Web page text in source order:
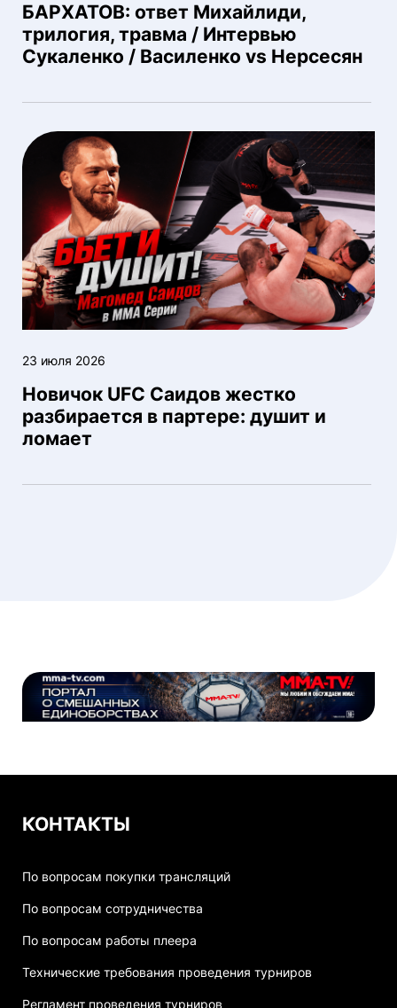
БАРХАТОВ: ответ Михайлиди,
трилогия, травма / Интервью
Сукаленко / Василенко vs Нерсесян
23 июля 2026
Новичок UFC Саидов жестко
разбирается в партере: душит и
ломает
КОНТАКТЫ
По вопросам покупки трансляций
По вопросам сотрудничества
По вопросам работы плеера
Технические требования проведения турниров
Регламент проведения турниров